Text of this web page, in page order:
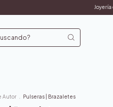
Joyería de Autor: 3
Autor Pulseras | Brazaletes